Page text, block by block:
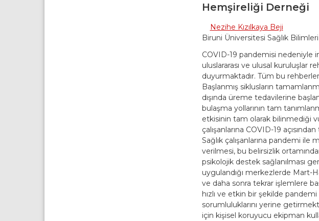
Hemşireliği Derneği
Nezihe Kızılkaya Beji
Biruni Üniversitesi Sağlık
COVID-19 pandemisi nedeniyle
uluslararası ve ulusal kuruluşlar
duyurmaktadır. Tüm bu
Başlanmış siklusların
dışında üreme tedavilerine
bulaşma yollarının tam
etkisinin tam olarak bilinmediği
çalışanlarına COVID-19
Sağlık çalışanlarına pandemi
verilmesi, bu belirsizlik
psikolojik destek sağlanılması
uygulandığı merkezlerde Mart-
ve daha sonra tekrar işlemlere
hızlı ve etkin bir şekilde
sorumluluklarını yerine
için kişisel koruyucu ekipman